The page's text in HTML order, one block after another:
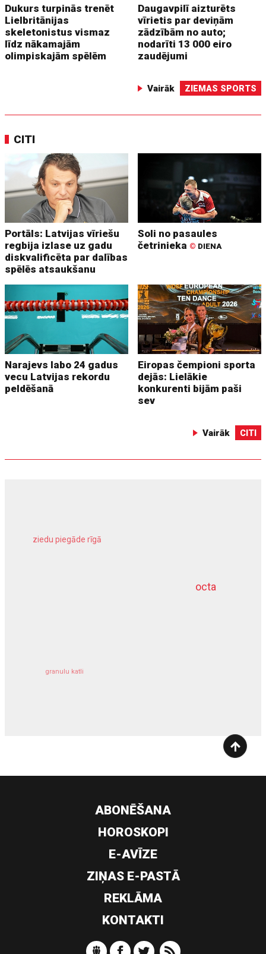
Dukurs turpinās trenēt
Lielbritānijas
skeletonistus vismaz
līdz nākamajām
olimpiskajām spēlēm
Daugavpilī aizturēts
vīrietis par deviņām
zādzībām no auto;
nodarīti 13 000 eiro
zaudējumi
Vairāk ZIEMAS SPORTS
CITI
Portāls: Latvijas vīriešu
regbija izlase uz gadu
diskvalificēta par dalības
spēlēs atsaukšanu
Soli no pasaules
četrinieka © DIENA
Narajevs labo 24 gadus
vecu Latvijas rekordu
peldēšanā
Eiropas čempioni sporta
dejās: Lielākie
konkurenti bijām paši
sev
Vairāk CITI
octa
ziedu piegāde rīgā
granulu katli
dziļurbums
ABONĒŠANA
HOROSKOPI
E-AVĪZE
ZIŅAS E-PASTĀ
REKLĀMA
KONTAKTI